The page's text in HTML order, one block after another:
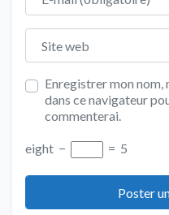
Site web
Enregistrer mon nom,
dans ce navigateur
commenterai.
eight − = 5